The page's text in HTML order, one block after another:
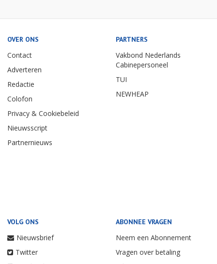
OVER ONS
Contact
Adverteren
Redactie
Colofon
Privacy & Cookiebeleid
Nieuwsscript
Partnernieuws
PARTNERS
Vakbond Nederlands
Cabinepersoneel
TUI
NEWHEAP
VOLG ONS
Nieuwsbrief
Twitter
ABONNEE VRAGEN
Neem een Abonnement
Vragen over betaling